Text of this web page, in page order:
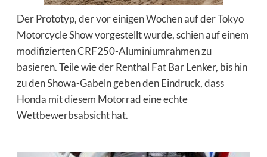
Der Prototyp, der vor einigen Wochen auf der Tokyo
Motorcycle Show vorgestellt wurde, schien auf einem
modifizierten CRF250-Aluminiumrahmen zu
basieren. Teile wie der Renthal Fat Bar Lenker, bis hin
zu den Showa-Gabeln geben den Eindruck, dass
Honda mit diesem Motorrad eine echte
Wettbewerbsabsicht hat.